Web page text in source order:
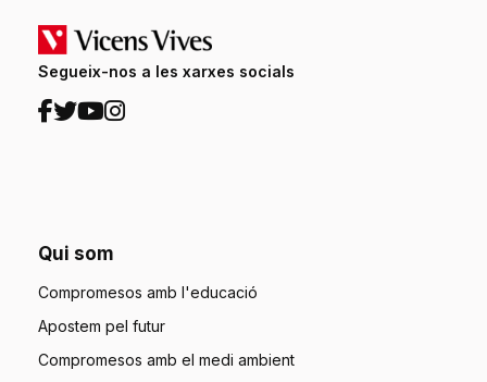
Segueix-nos a les xarxes socials
Qui som
Compromesos amb l'educació
Apostem pel futur
Compromesos amb el medi ambient